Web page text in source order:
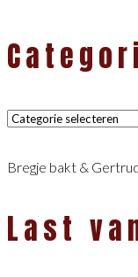
Categorieën
Bregje bakt &
Last